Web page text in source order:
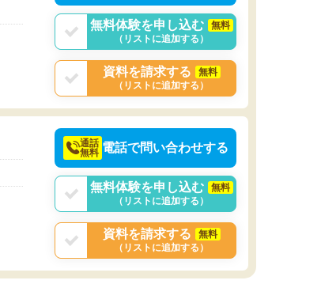
無料体験を申し込む
無料
（リストに追加する）
資料を請求する
無料
（リストに追加する）
通話
無料 電話で問い合わせする
無料体験を申し込む
無料
（リストに追加する）
資料を請求する
無料
（リストに追加する）